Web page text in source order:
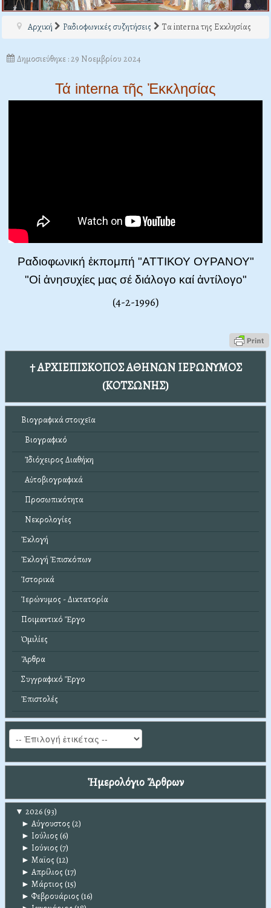
Αρχική Ραδιοφωνικές συζητήσεις Τα interna της Εκκλησίας
Δημοσιεύθηκε : 29 Νοεμβρίου 2024
Τά interna τῆς Ἐκκλησίας
Ραδιοφωνική ἐκπομπή "ΑΤΤΙΚΟΥ ΟΥΡΑΝΟΥ"
"Οἱ ἀνησυχίες μας σέ διάλογο καί ἀντίλογο"
(4-2-1996)
† ΑΡΧΙΕΠΙΣΚΟΠΟΣ ΑΘΗΝΩΝ ΙΕΡΩΝΥΜΟΣ
(ΚΟΤΣΩΝΗΣ)
Βιογραφικά στοιχεῖα
Βιογραφικό
Ἰδιόχειρος Διαθήκη
Αὐτοβιογραφικά
Προσωπικότητα
Νεκρολογίες
Ἐκλογή
Ἐκλογή Ἐπισκόπων
Ἱστορικά
Ἱερώνυμος - Δικτατορία
Ποιμαντικό Ἔργο
Ὁμιλίες
Ἄρθρα
Συγγραφικό Ἔργο
Ἐπιστολές
Ἡμερολόγιο Ἄρθρων
▼ 2026(93)
► Αύγουστος (2)
► Ιούλιος (6)
► Ιούνιος (7)
► Μαϊος (12)
► Απρίλιος (17)
► Μάρτιος (15)
► Φεβρουάριος (16)